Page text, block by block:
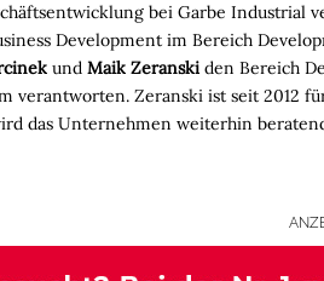
bei Garbe Industrial
Development im Bereich
und Maik Zeranski den Bereich
verantworten. Zeranski ist seit 2012
das Unternehmen weiterhin